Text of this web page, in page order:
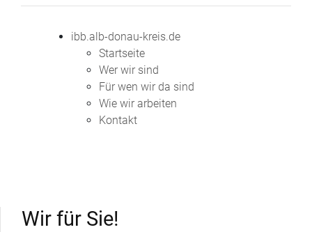
ibb.alb-donau-kreis.de
Startseite
Wer wir sind
Für wen wir da sind
Wie wir arbeiten
Kontakt
Wir für Sie!